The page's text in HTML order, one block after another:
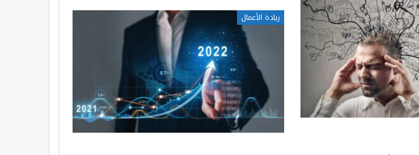
ريادة الأعمال